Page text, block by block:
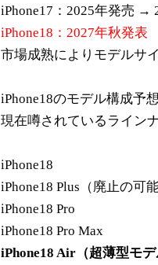
iPhone17：2025年発売 →
iPhone18：2027年秋発表
市場成熟によりモデルサ
iPhone18のモデル構成予想
現在噂されているライン
iPhone18
iPhone18 Plus（廃止の可
iPhone18 Pro
iPhone18 Pro Max
iPhone18 Air（超薄型モデ